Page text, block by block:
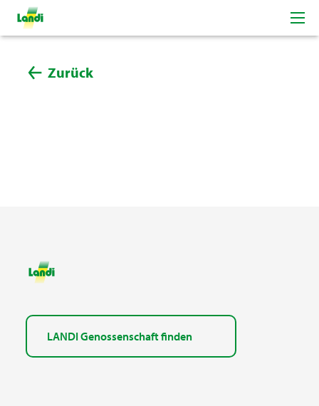
Zurück
LANDI Genossenschaft finden